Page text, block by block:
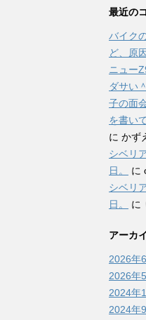
最近の
バイク
ど、原
ニュー
ダサい
子の面
を書い
に かず
シベリ
日。
に
シベリ
日。
に
アーカ
2026年
2026年
2024年
2024年